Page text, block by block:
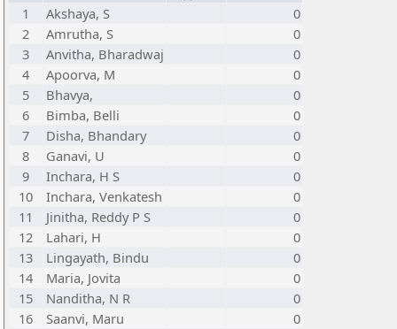
1
Akshaya, S
0
2
Amrutha, S
0
3
Anvitha, Bharadwaj
0
4
Apoorva, M
0
5
Bhavya,
0
6
Bimba, Belli
0
7
Disha, Bhandary
0
8
Ganavi, U
0
9
Inchara, H S
0
10
Inchara, Venkatesh
0
11
Jinitha, Reddy P S
0
12
Lahari, H
0
13
Lingayath, Bindu
0
14
Maria, Jovita
0
15
Nanditha, N R
0
16
Saanvi, Maru
0